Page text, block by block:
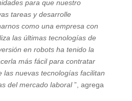
para que nuestro
tareas y desarrolle
como una empresa con
las últimas tecnologías de
en robots ha tenido la
más fácil para contratar
las nuevas tecnologías facilitan
del mercado laboral”, agrega